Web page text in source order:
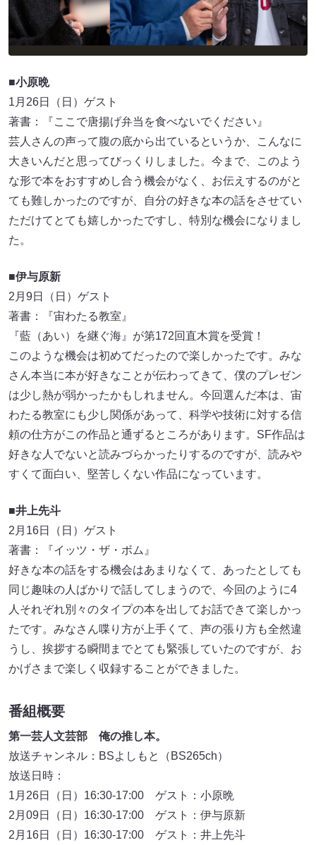
■小原晩
1月26日（日）ゲスト
著書：『ここで唐揚げ弁当を食べないでください』
芸人さんの声って腹の底から出ているというか、こんなに
大きいんだと思ってびっくりしました。今まで、このよう
な形で本をおすすめし合う機会がなく、お伝えするのがと
ても難しかったのですが、自分の好きな本の話をさせてい
ただけてとても嬉しかったですし、特別な機会になりまし
た。
■伊与原新
2月9日（日）ゲスト
著書：『宙わたる教室』
『藍（あい）を継ぐ海』が第172回直木賞を受賞！
このような機会は初めてだったので楽しかったです。みな
さん本当に本が好きなことが伝わってきて、僕のプレゼン
は少し熱が弱かったかもしれません。今回選んだ本は、宙
わたる教室にも少し関係があって、科学や技術に対する信
頼の仕方がこの作品と通ずるところがあります。SF作品は
好きな人でないと読みづらかったりするのですが、読みや
すくて面白い、堅苦しくない作品になっています。
■井上先斗
2月16日（日）ゲスト
著書：『イッツ・ザ・ボム』
好きな本の話をする機会はあまりなくて、あったとしても
同じ趣味の人ばかりで話してしまうので、今回のように4
人それぞれ別々のタイプの本を出してお話できて楽しかっ
たです。みなさん喋り方が上手くて、声の張り方も全然違
うし、挨拶する瞬間までとても緊張していたのですが、お
かげさまで楽しく収録することができました。
番組概要
第一芸人文芸部 俺の推し本。
放送チャンネル：BSよしもと（BS265ch）
放送日時：
1月26日（日）16:30‐17:00 ゲスト：小原晩
2月09日（日）16:30‐17:00 ゲスト：伊与原新
2月16日（日）16:30‐17:00 ゲスト：井上先斗